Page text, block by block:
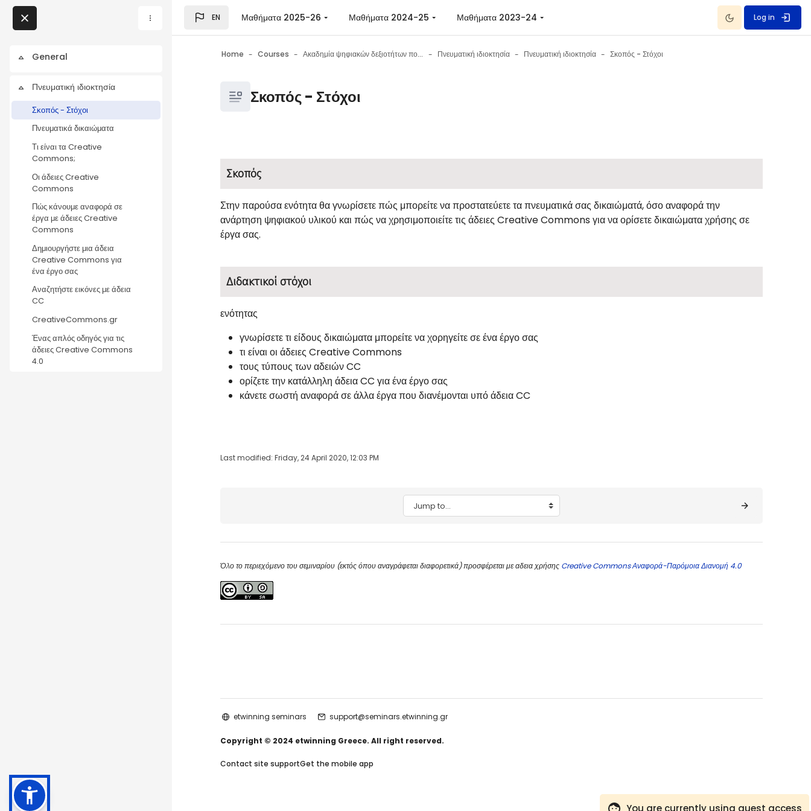
Blocks
Collapse
General
Collapse
Πνευματική ιδιοκτησία
Σκοπός - Στόχοι
Πνευματικά δικαιώματα
Τι είναι τα Creative
Commons;
Οι άδειες Creative
Commons
Πώς κάνουμε αναφορά σε
έργα με άδειες Creative
Commons
Δημιουργήστε μια άδεια
Creative Commons για
ένα έργο σας
Αναζητήστε εικόνες με άδεια
CC
CreativeCommons.gr
Ένας απλός οδηγός για τις
άδειες Creative Commons
4.0
EN Μαθήματα 2025-26 Μαθήματα 2024-25 Μαθήματα 2023-24 Dark Mode
You are currently using guest access
Log in
Home Courses Ακαδημία ψηφιακών δεξιοτήτων πολιτών Πνευματική ιδιοκτησία Πνευματική ιδιοκτησία Σκοπός - Στόχοι
BlocksΣκοπός - Στόχοι
Blocks
Σκοπός
Στην παρούσα ενότητα θα γνωρίσετε πώς μπορείτε να προστατεύετε τα πνευματικά σας δικαιώματά, όσο αναφορά την
ανάρτηση ψηφιακού υλικού και πώς να χρησιμοποιείτε τις άδειες Creative Commons για να ορίσετε δικαιώματα χρήσης σε
έργα σας.
Διδακτικοί στόχοι
ενότητας
γνωρίσετε τι είδους δικαιώματα μπορείτε να χορηγείτε σε ένα έργο σας
τι είναι οι άδειες Creative Commons
τους τύπους των αδειών CC
ορίζετε την κατάλληλη άδεια CC για ένα έργο σας
κάνετε σωστή αναφορά σε άλλα έργα που διανέμονται υπό άδεια CC
Last modified: Friday, 24 April 2020, 12:03 PM
Jump to...
Όλο το περιεχόμενο του σεμιναρίου (εκτός όπου αναγράφεται διαφορετικά) προσφέρεται με αδεια χρήσης Creative Commons Αναφορά-Παρόμοια Διανομή 4.0
etwinning seminars support@seminars.etwinning.gr
Copyright © 2024 etwinning Greece. All right reserved.
Contact site supportGet the mobile app